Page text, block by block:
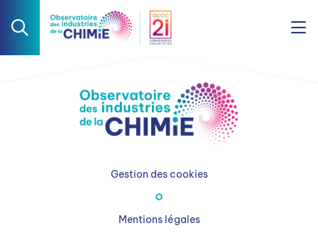
Gestion des cookies
Mentions légales